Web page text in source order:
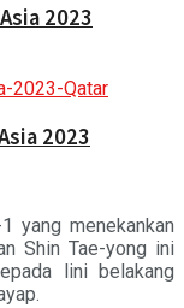
2023
2023
yang menekankan
Shin Tae-yong ini
lini belakang